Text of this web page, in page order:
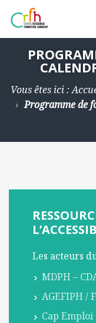
Vous êtes ici :
Programme de
Les acteurs
MDPH –
AGEFIPH /
Cap Emploi